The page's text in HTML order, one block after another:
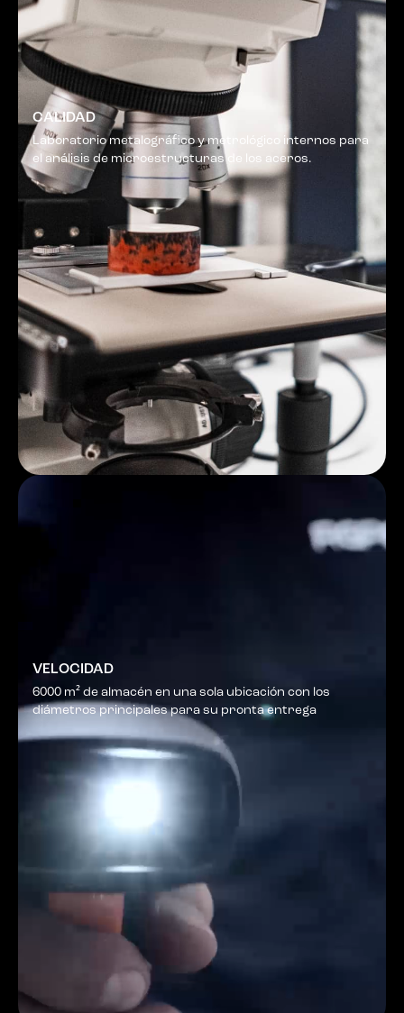
CALIDAD
Laboratorio metalográfico y metrológico internos para
el análisis de microestructuras de los aceros.
VELOCIDAD
6000 m² de almacén en una sola ubicación con los
diámetros principales para su pronta entrega